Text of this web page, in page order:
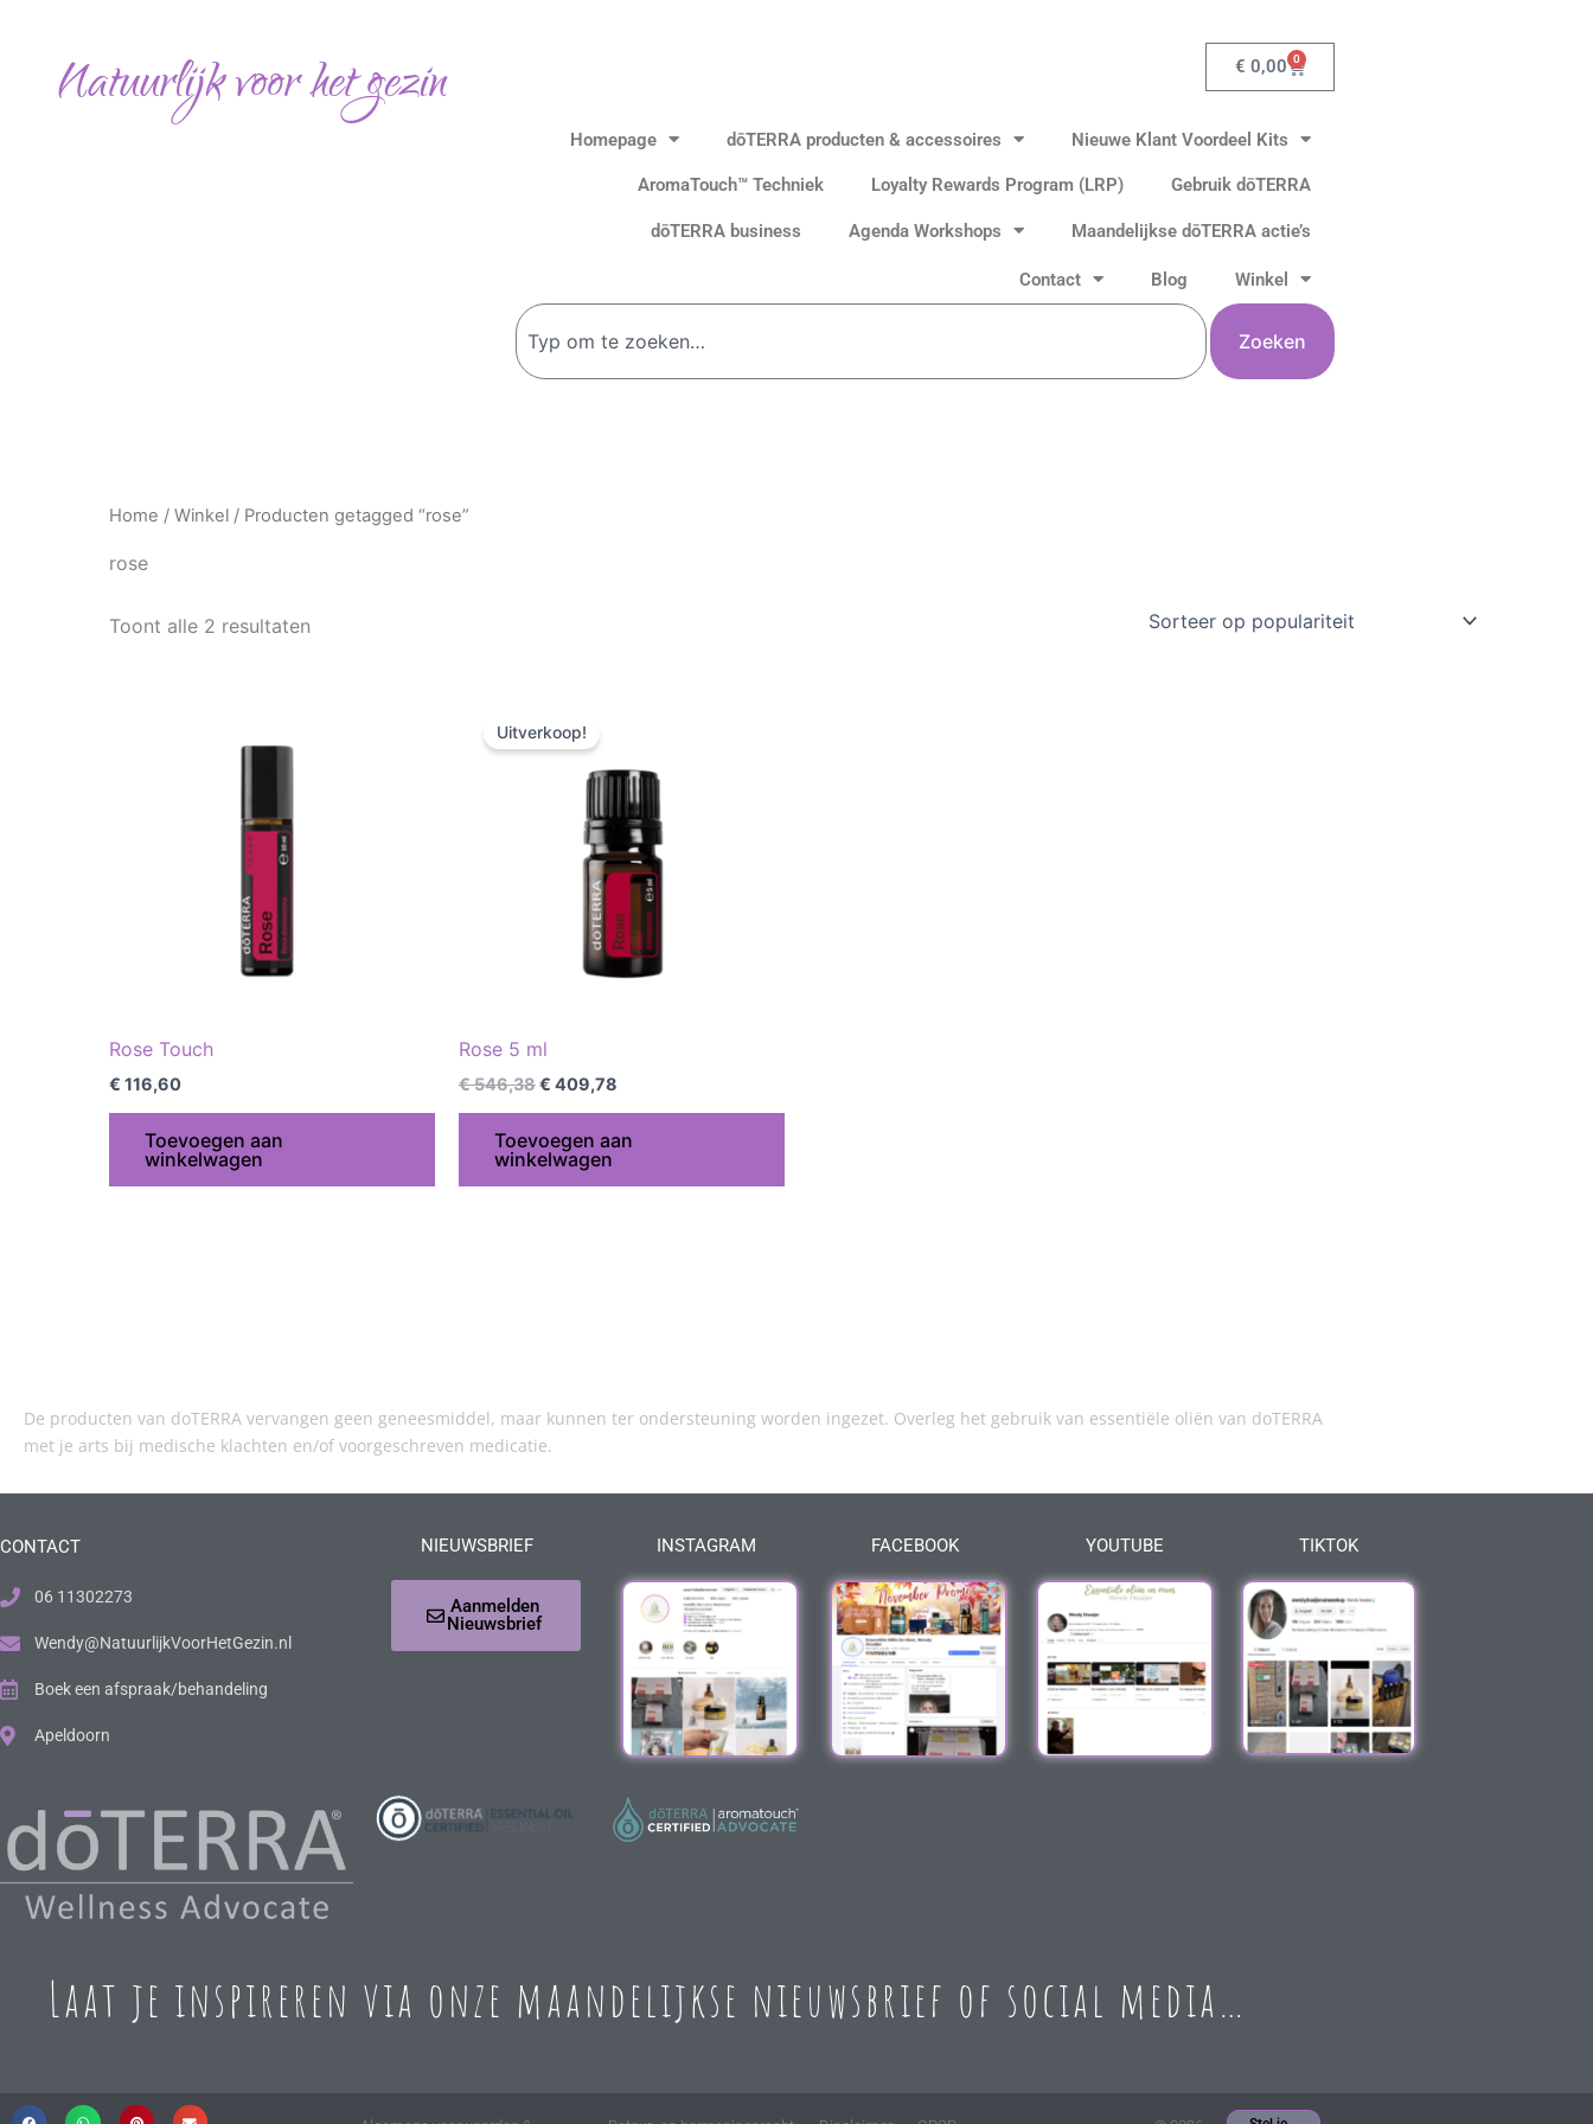
Natuurlijk voor het gezin € 0,00 0
Winkelwagen
Homepage dōTERRA producten & accessoires Nieuwe Klant Voordeel Kits
AromaTouch™ Techniek Loyalty Rewards Program (LRP) Gebruik dōTERRA
dōTERRA business Agenda Workshops Maandelijkse dōTERRA actie’s
Contact Blog Winkel
Zoeken
Zoeken
Home / Winkel / Producten getagged “rose”
rose
Toont alle 2 resultaten
Rose Touch
€ 116,60
Toevoegen aan
winkelwagen
Uitverkoop!
Rose 5 ml
€546,38
prijs
was:
€ 546,38.
€ 409,78
€ 409,78.
Toevoegen aan
winkelwagen
De producten van doTERRA vervangen geen geneesmiddel, maar kunnen ter ondersteuning worden ingezet. Overleg het gebruik van essentiële oliën van doTERRA
met je arts bij medische klachten en/of voorgeschreven medicatie.
CONTACT
06 11302273
Wendy@NatuurlijkVoorHetGezin.nl
Boek een afspraak/behandeling
Apeldoorn
NIEUWSBRIEF
Aanmelden
Nieuwsbrief
INSTAGRAM FACEBOOK YOUTUBE TIKTOK
Laat je inspireren via onze maandelijkse nieuwsbrief of social media…